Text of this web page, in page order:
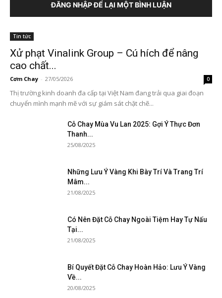
ĐĂNG NHẬP ĐỂ LẠI MỘT BÌNH LUẬN
Tin tức
Xử phạt Vinalink Group – Cú hích để nâng
cao chất...
Cơm Chay - 27/05/2026 0
Thị trường kinh doanh đa cấp tại Việt Nam đang trải qua giai đoạn
chuyển mình mạnh mẽ với sự giám sát chặt chẽ...
Cỗ Chay Mùa Vu Lan 2025: Gợi Ý Thực Đơn
Thanh...
25/08/2025
Những Lưu Ý Vàng Khi Bày Trí Và Trang Trí
Mâm...
21/08/2025
Có Nên Đặt Cỗ Chay Ngoài Tiệm Hay Tự Nấu
Tại...
21/08/2025
Bí Quyết Đặt Cỗ Chay Hoàn Hảo: Lưu Ý Vàng
Về...
20/08/2025